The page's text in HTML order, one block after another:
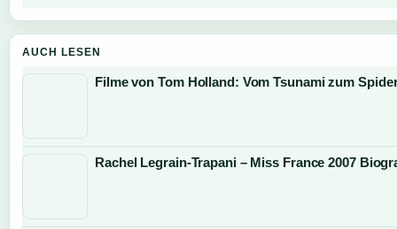
AUCH LESEN
Filme von Tom Holland: Vom Tsunami zum
Rachel Legrain-Trapani – Miss France 2007